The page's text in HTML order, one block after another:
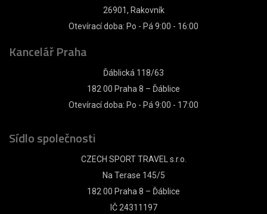
26901, Rakovník
Otevírací doba: Po - Pá 9:00 - 16:00
Kancelář Praha
Ďáblická 118/63
182 00 Praha 8 – Ďáblice
Otevírací doba: Po - Pá 9:00 - 17:00
Sídlo společnosti
CZECH SPORT TRAVEL s.r.o.
Na Terase 145/5
182 00 Praha 8 – Ďáblice
IČ 24311197